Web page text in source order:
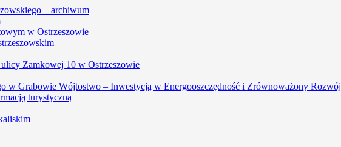
– archiwum
w Ostrzeszowie
Zamkowej 10 w Ostrzeszowie
w Grabowie Wójtostwo – Inwestycją w Energooszczędność i Zrównoważony Rozwój
turystyczną